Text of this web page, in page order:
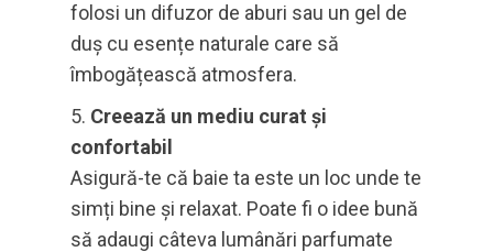
folosi un difuzor de aburi sau un gel de
duș cu esențe naturale care să
îmbogățească atmosfera.
Creează un mediu curat și
confortabil
Asigură-te că baie ta este un loc unde te
simți bine și relaxat. Poate fi o idee bună
să adaugi câteva lumânări parfumate